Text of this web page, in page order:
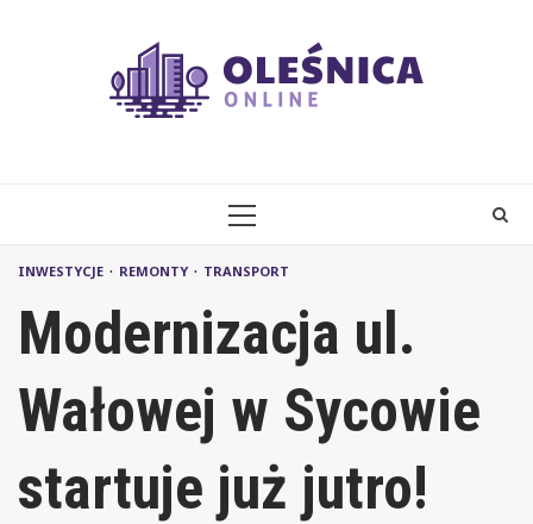
PRIMARY
INWESTYCJE REMONTY TRANSPORT
Modernizacja ul.
Wałowej w Sycowie
startuje już jutro!